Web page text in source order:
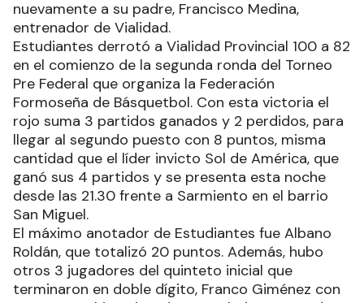
nuevamente a su padre, Francisco Medina,
entrenador de Vialidad.
Estudiantes derrotó a Vialidad Provincial 100 a 82
en el comienzo de la segunda ronda del Torneo
Pre Federal que organiza la Federación
Formoseña de Básquetbol. Con esta victoria el
rojo suma 3 partidos ganados y 2 perdidos, para
llegar al segundo puesto con 8 puntos, misma
cantidad que el líder invicto Sol de América, que
ganó sus 4 partidos y se presenta esta noche
desde las 21.30 frente a Sarmiento en el barrio
San Miguel.
El máximo anotador de Estudiantes fue Albano
Roldán, que totalizó 20 puntos. Además, hubo
otros 3 jugadores del quinteto inicial que
terminaron en doble dígito, Franco Giménez con